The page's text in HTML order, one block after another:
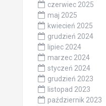
czerwiec 2025
maj 2025
kwiecień 2025
grudzień 2024
lipiec 2024
marzec 2024
styczeń 2024
grudzień 2023
listopad 2023
październik 2023